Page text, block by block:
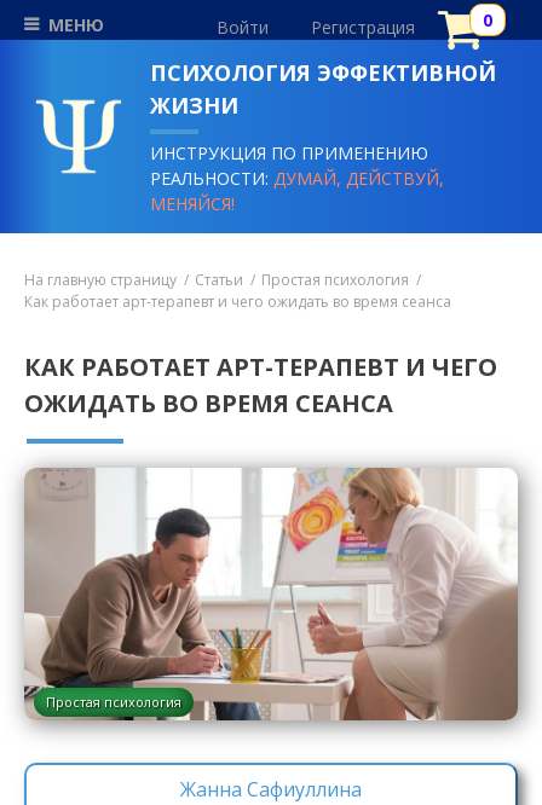
МЕНЮ Войти Регистрация
ПСИХОЛОГИЯ ЭФФЕКТИВНОЙ
ЖИЗНИ
ИНСТРУКЦИЯ ПО ПРИМЕНЕНИЮ
РЕАЛЬНОСТИ:ДУМАЙ, ДЕЙСТВУЙ,
МЕНЯЙСЯ!
На главную страницу Статьи
Простая психология
Как работает арт-терапевт и чего ожидать во время сеанса
КАК РАБОТАЕТ АРТ-ТЕРАПЕВТ И ЧЕГО
ОЖИДАТЬ ВО ВРЕМЯ СЕАНСА
Простая психология
Жанна Сафиуллина